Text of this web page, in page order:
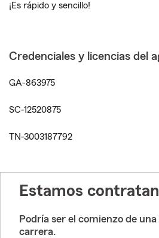
¡Es rápido y sencillo!
Credenciales y licencias del
GA-863975
SC-12520875
TN-3003187792
Estamos
Podría ser el comienzo de
carrera.